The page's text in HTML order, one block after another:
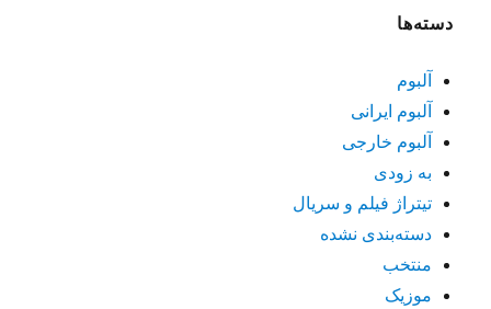
دسته‌ها
آلبوم
آلبوم ایرانی
آلبوم خارجی
به زودی
تیتراژ فیلم و سریال
دسته‌بندی نشده
منتخب
موزیک